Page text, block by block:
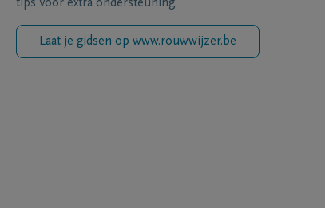
tips voor extra ondersteuning.
Laat je gidsen op www.rouwwijzer.be